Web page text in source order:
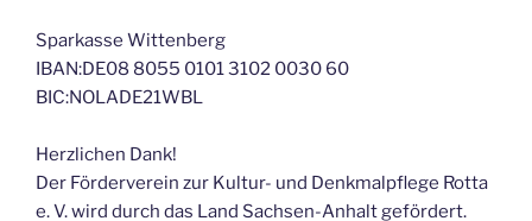
Sparkasse Wittenberg
IBAN:DE08 8055 0101 3102 0030 60
BIC:NOLADE21WBL
Herzlichen Dank!
Der Förderverein zur Kultur- und Denkmalpflege Rotta
e. V. wird durch das Land Sachsen-Anhalt gefördert.